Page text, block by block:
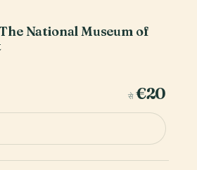
National Museum of
से €20